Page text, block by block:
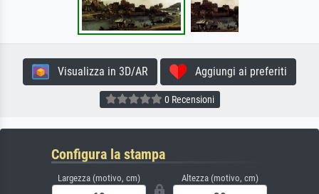
Visualizza in 3D/AR Aggiungi ai preferiti
0 Recensioni
Configura la stampa
Largezza (motivo, cm) Altezza (motivo, cm)